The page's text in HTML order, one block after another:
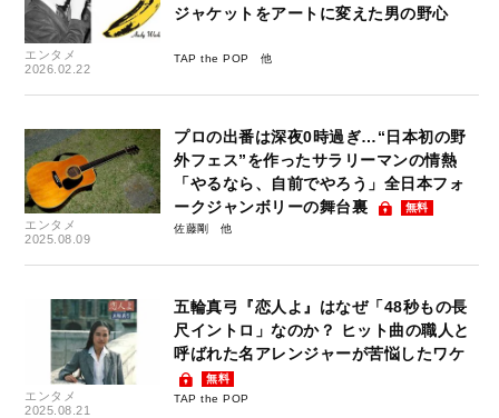
エンタメ
2026.02.22
ジャケットをアートに変えた男の野心
TAP the POP
エンタメ
2025.08.09
プロの出番は深夜0時過ぎ…“日本初の野
外フェス”を作ったサラリーマンの情熱
「やるなら、自前でやろう」全日本フォ
ークジャンボリーの舞台裏
無料
佐藤剛
エンタメ
2025.08.21
五輪真弓『恋人よ』はなぜ「48秒もの長
尺イントロ」なのか？ ヒット曲の職人と
呼ばれた名アレンジャーが苦悩したワケ
無料
TAP the POP